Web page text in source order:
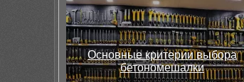
Основные критерии выбора
бетономешалки